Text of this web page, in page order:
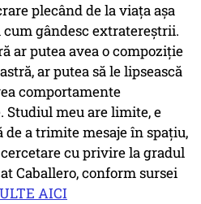
plecând de la viaţa aşa
gândesc extratereştrii.
ar putea avea o compoziţie
ar putea să le lipsească
comportamente
Studiul meu are limite, e
de a trimite mesaje în spaţiu,
cu privire la gradul
Caballero, conform sursei
AICI